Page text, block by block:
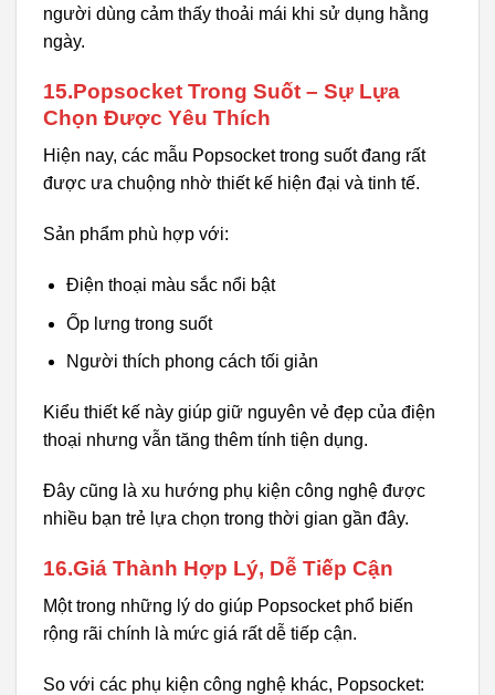
người dùng cảm thấy thoải mái khi sử dụng hằng
ngày.
15.Popsocket Trong Suốt – Sự Lựa
Chọn Được Yêu Thích
Hiện nay, các mẫu Popsocket trong suốt đang rất
được ưa chuộng nhờ thiết kế hiện đại và tinh tế.
Sản phẩm phù hợp với:
Điện thoại màu sắc nổi bật
Ốp lưng trong suốt
Người thích phong cách tối giản
Kiểu thiết kế này giúp giữ nguyên vẻ đẹp của điện
thoại nhưng vẫn tăng thêm tính tiện dụng.
Đây cũng là xu hướng phụ kiện công nghệ được
nhiều bạn trẻ lựa chọn trong thời gian gần đây.
16.Giá Thành Hợp Lý, Dễ Tiếp Cận
Một trong những lý do giúp Popsocket phổ biến
rộng rãi chính là mức giá rất dễ tiếp cận.
So với các phụ kiện công nghệ khác, Popsocket: